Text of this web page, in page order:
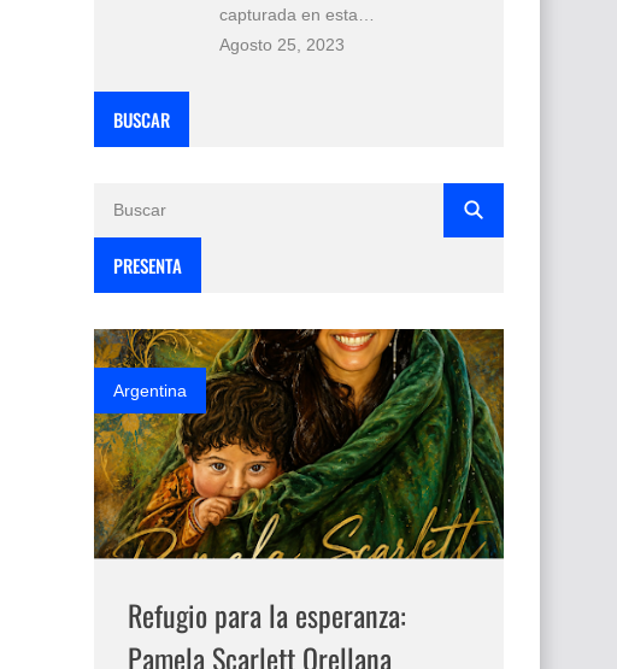
capturada en esta…
Agosto 25, 2023
BUSCAR
PRESENTA
Argentina
Refugio para la esperanza:
Pamela Scarlett Orellana